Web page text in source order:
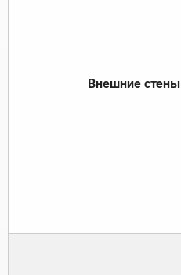
Внешние стены